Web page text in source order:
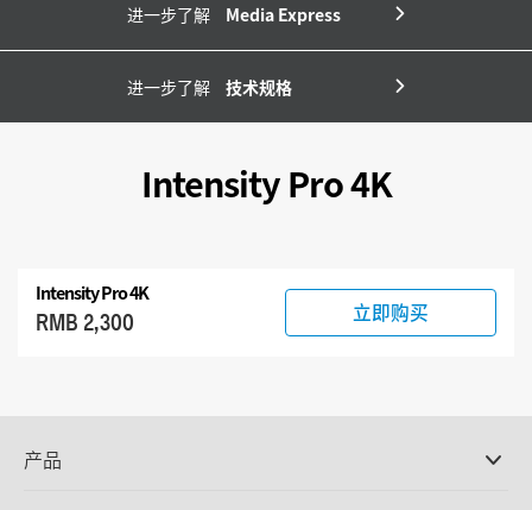
进一步了解 Media Express
进一步了解 技术规格
Intensity Pro 4K
Intensity Pro 4K
RMB 2,300 立即购买
产品